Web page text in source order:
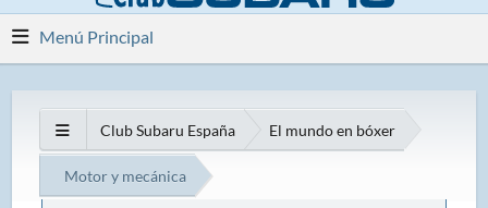
Menú Principal
Club Subaru España El mundo en bóxer
Motor y mecánica